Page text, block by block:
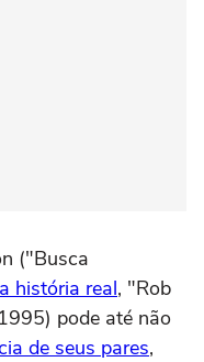
("Busca
história real, "Rob
pode até não
de seus pares,